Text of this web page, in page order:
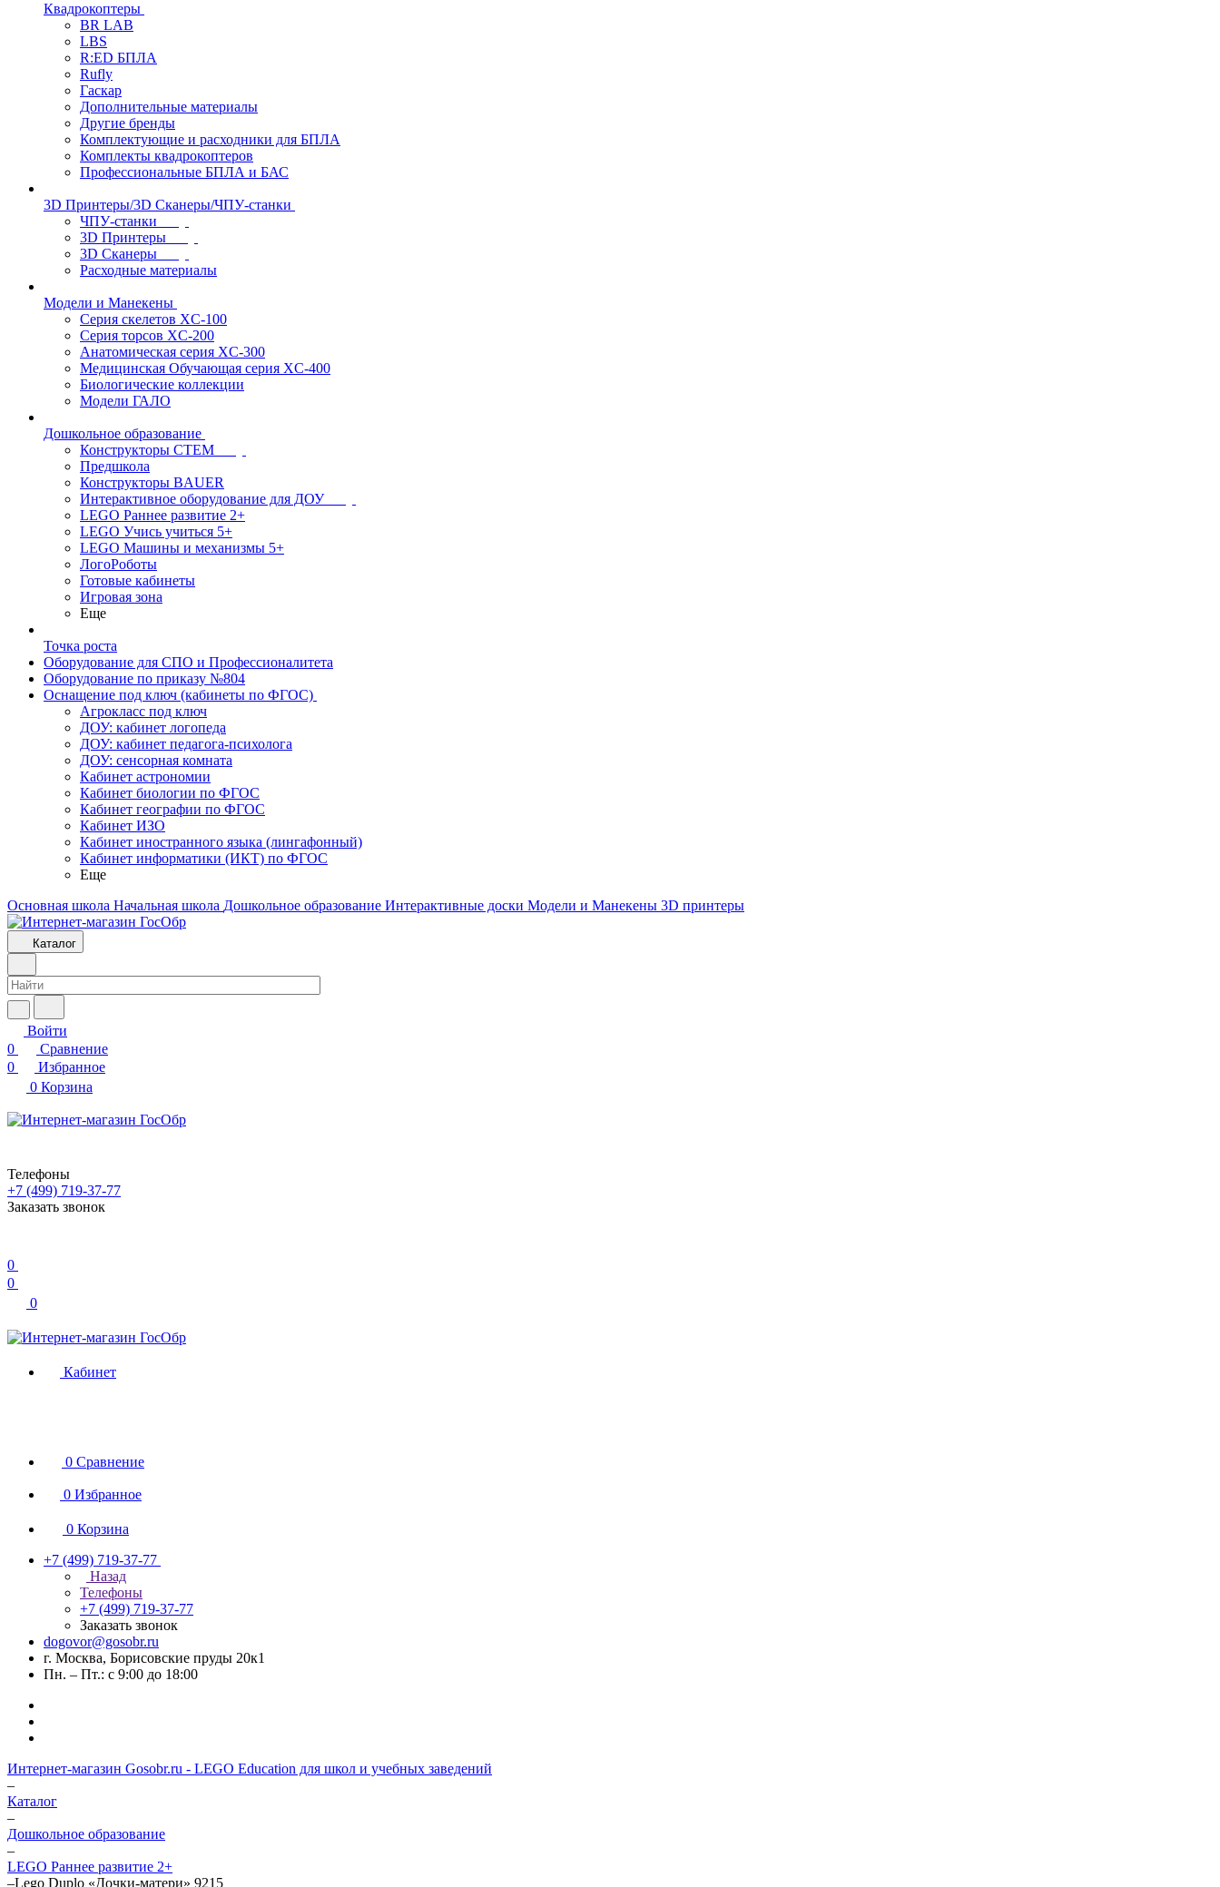
Квадрокоптеры
BR LAB
LBS
R:ED БПЛА
Rufly
Гаскар
Дополнительные материалы
Другие бренды
Комплектующие и расходники для БПЛА
Комплекты квадрокоптеров
Профессиональные БПЛА и БАС
3D Принтеры/3D Сканеры/ЧПУ-станки
ЧПУ-станки
3D Принтеры
3D Сканеры
Расходные материалы
Модели и Манекены
Серия скелетов XC-100
Серия торсов XC-200
Анатомическая серия XC-300
Медицинская Обучающая серия XC-400
Биологические коллекции
Модели ГАЛО
Дошкольное образование
Конструкторы СТЕМ
Предшкола
Конструкторы BAUER
Интерактивное оборудование для ДОУ
LEGO Раннее развитие 2+
LEGO Учись учиться 5+
LEGO Машины и механизмы 5+
ЛогоРоботы
Готовые кабинеты
Игровая зона
Еще
Точка роста
Оборудование для СПО и Профессионалитета
Оборудование по приказу №804
Оснащение под ключ (кабинеты по ФГОС)
Агрокласс под ключ
ДОУ: кабинет логопеда
ДОУ: кабинет педагога-психолога
ДОУ: сенсорная комната
Кабинет астрономии
Кабинет биологии по ФГОС
Кабинет географии по ФГОС
Кабинет ИЗО
Кабинет иностранного языка (лингафонный)
Кабинет информатики (ИКТ) по ФГОС
Еще
Основная школа Начальная школа Дошкольное образование Интерактивные доски Модели и Манекены 3D принтеры
Каталог
Войти
0
Сравнение
0
Избранное
0 Корзина
Телефоны
+7 (499) 719-37-77
Заказать звонок
0
0
0
Кабинет
0 Сравнение
0 Избранное
0 Корзина
+7 (499) 719-37-77
Назад
Телефоны
+7 (499) 719-37-77
Заказать звонок
dogovor@gosobr.ru
г. Москва, Борисовские пруды 20к1
Пн. – Пт.: с 9:00 до 18:00
Интернет-магазин Gosobr.ru - LEGO Education для школ и учебных заведений
–
Каталог
–
Дошкольное образование
–
LEGO Раннее развитие 2+
–Lego Duplo «Дочки-матери» 9215